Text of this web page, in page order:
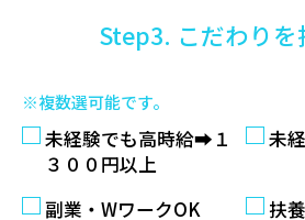
Step3. こだわりを
※複数選可能です。
未経験でも高時給➡１
３００円以上
未
副業・WワークOK
扶